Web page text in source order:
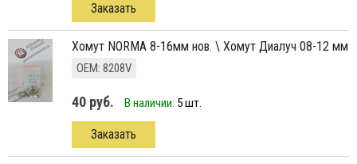
Заказать
хомут NORMA 8-16мм нов. \ Хомут Диалуч 08-12 мм
ОЕМ: 8208V
40 руб. В наличии: 5 шт.
Заказать